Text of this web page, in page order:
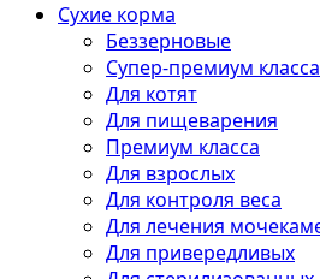
Сухие корма
Беззерновые
Супер-премиум класса
Для котят
Для пищеварения
Премиум класса
Для взрослых
Для контроля веса
Для лечения
Для привередливых